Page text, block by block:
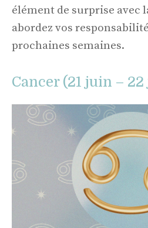
élément de surprise avec
abordez vos
prochaines semaines.
Cancer (21 juin –